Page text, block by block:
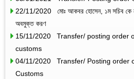
22/11/2020 মোঃ আকবর হোসেন, ১ম সচিব কে
অবমুক্ত করণ
15/11/2020 Transfer/ posting order
customs
04/11/2020 Transfer/ Posting order
Customs